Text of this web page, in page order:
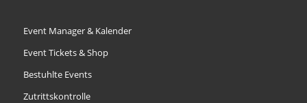
Event Manager & Kalender
Event Tickets & Shop
Bestuhlte Events
Zutrittskontrolle